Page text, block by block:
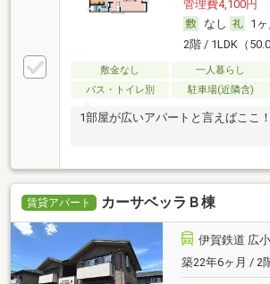
管理費4,100円
なし
1ヶ
2階 / 1LDK（
敷金なし 一人暮らし
バス・トイレ別
駐車場(近隣含)
1部屋が広いアパートと言えばここ！
賃貸アパート カーサベッラＢ棟
伊賀鉄道 広
築22年6ヶ月 / 2